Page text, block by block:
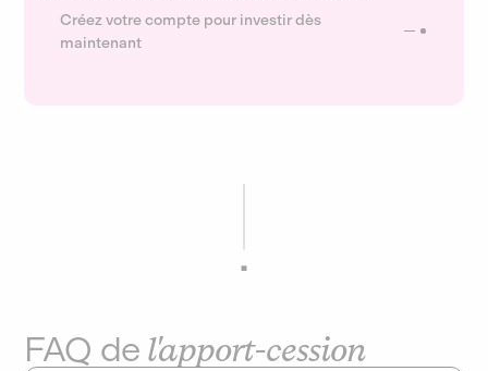
Créez votre compte pour investir dès
maintenant
FAQ del'apport-cession